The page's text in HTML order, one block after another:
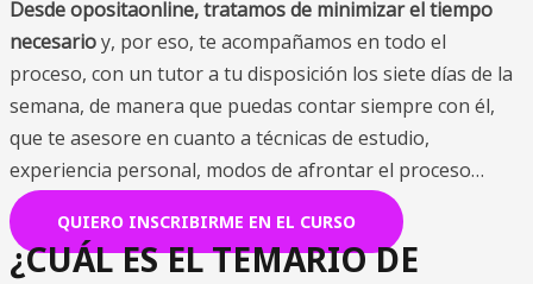
Desde opositaonline, tratamos de minimizar el tiempo
necesarioy, por eso, te acompañamos en todo el
proceso, con un tutor a tu disposición los siete días de la
semana, de manera que puedas contar siempre con él,
que te asesore en cuanto a técnicas de estudio,
experiencia personal, modos de afrontar el proceso…
QUIERO INSCRIBIRME EN EL CURSO
¿CUÁL ES EL TEMARIO DE